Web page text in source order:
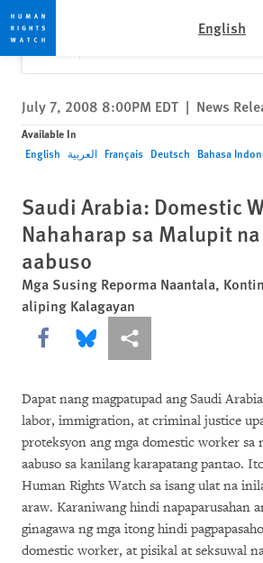
Skip
to
cookie
privacy
notice
Skip
to
main
content
English
Would you like to read this page
Yes
✕
July 7, 2008 8:00PM EDT | News
Available In
English العربية Français Deutsch Bahasa
Saudi Arabia: Domestic
Nahaharap sa Malupit
aabuso
Mga Susing Reporma Naantala,
aliping Kalagayan
Share this via Facebook
Share this via Bluesky
More sharing options
Dapat nang magpatupad ang Saudi
labor, immigration, at criminal justice
proteksyon ang mga domestic worker sa
aabuso sa kanilang karapatang pantao.
Human Rights Watch sa isang ulat na
araw. Karaniwang hindi napaparusahan
ginagawa ng mga itong hindi
domestic worker, at pisikal at seksuwal